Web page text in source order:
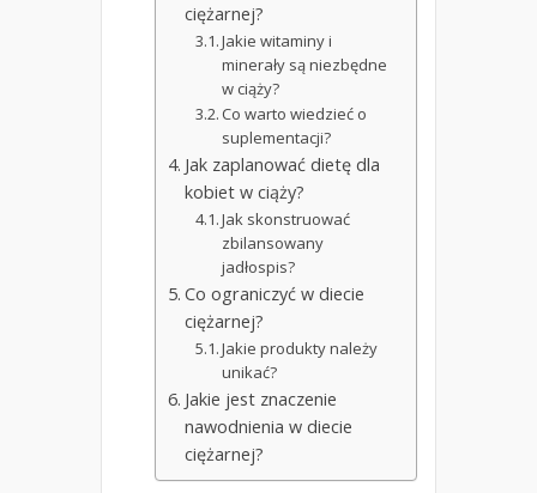
ciężarnej?
Jakie witaminy i
minerały są niezbędne
w ciąży?
Co warto wiedzieć o
suplementacji?
Jak zaplanować dietę dla
kobiet w ciąży?
Jak skonstruować
zbilansowany
jadłospis?
Co ograniczyć w diecie
ciężarnej?
Jakie produkty należy
unikać?
Jakie jest znaczenie
nawodnienia w diecie
ciężarnej?